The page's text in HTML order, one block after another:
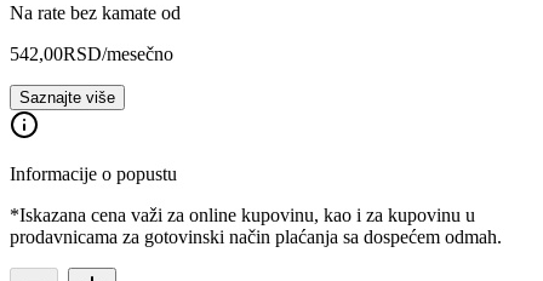
Na rate bez kamate od
542,00RSD/mesečno
Saznajte više
Informacije o popustu
*Iskazana cena važi za online kupovinu, kao i za kupovinu u
prodavnicama za gotovinski način plaćanja sa dospećem odmah.